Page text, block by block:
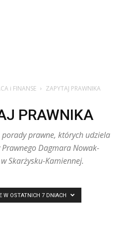
i FINANSE ZAPYTAJ PRAWNIKA
PRAWNIKA
prawne, których udziela
Dagmara Nowak-
Skarżysku-Kamiennej.
W OSTATNICH 7 DNIACH